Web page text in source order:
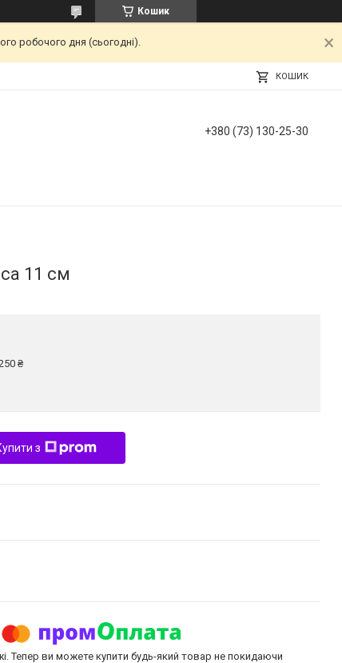
Кошик
робочого дня (сьогодні).
КОШИК
+380 (73) 130-25-30
11 см
₴
з
Тепер ви можете купити будь-який товар не покидаючи